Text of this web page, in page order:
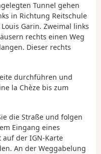
Tunnel gehen
in Richtung Reitschule
Garin. Zweimal links
rechts einen Weg
Dieser rechts
durchführen und
la Chèze bis zum
die Straße und folgen
Eingang eines
auf der IGN-Karte
An der Weggabelung